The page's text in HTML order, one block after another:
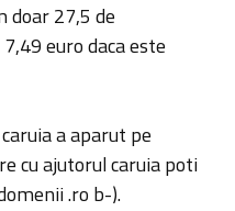
doar 27,5 de
euro daca este
a aparut pe
cu ajutorul caruia poti
.ro b-).